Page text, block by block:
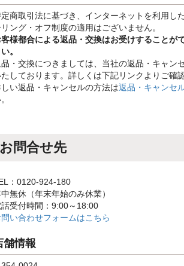
商取引法に基づき、インターネットを利用し
ング・オフ制度の適用はございません。
様都合による返品・交換はお受けすることが
。
・交換につきましては、当社の返品・キャン
しております。詳しくは下記リンクよりご確
い返品・キャンセルの方法は返品・キャンセ
お問合せ先
：0120-924-180
無休（年末年始のみ休業）
受付時間：9:00～18:00
い合わせフォームはこちら
舗情報